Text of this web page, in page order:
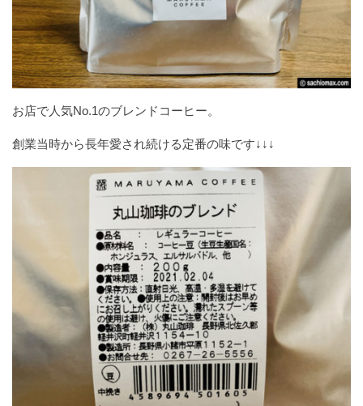
お店で人気No.1のブレンドコーヒー。
創業当時から長年愛され続ける定番の味です↓↓↓